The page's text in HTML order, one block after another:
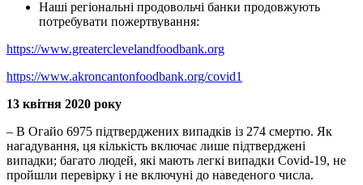
Наші регіональні продовольчі банки продовжують
потребувати пожертвування:
https://www.greaterclevelandfoodbank.org
https://www.akroncantonfoodbank.org/covid1
13 квітня 2020 року
– В Огайо 6975 підтверджених випадків із 274 смертю. Як
нагадування, ця кількість включає лише підтверджені
випадки; багато людей, які мають легкі випадки Covid-19, не
пройшли перевірку і не включуні до наведеного числа.